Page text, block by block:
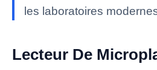
les laboratoires
Lecteur De